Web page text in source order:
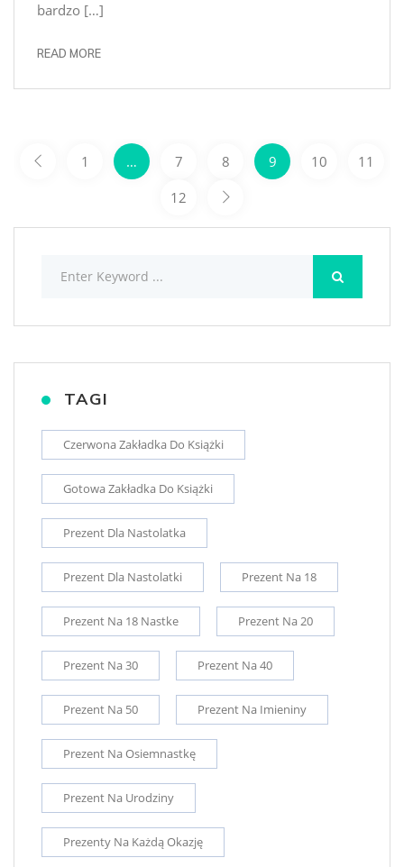
bardzo […]
READ MORE
Nawigacja
1 … 7 8 9 10
11
12
TAGI
Czerwona Zakładka Do Książki
Gotowa Zakładka Do Książki
Prezent Dla Nastolatka
Prezent Dla Nastolatki Prezent Na 18
Prezent Na 18 Nastke Prezent Na 20
Prezent Na 30 Prezent Na 40
Prezent Na 50 Prezent Na Imieniny
Prezent Na Osiemnastkę
Prezent Na Urodziny
Prezenty Na Każdą Okazję